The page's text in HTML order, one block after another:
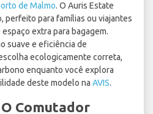
de Malmo. O Auris Estate
perfeito para famílias ou viajantes
extra para bagagem.
suave e eficiência de
ecologicamente correta,
enquanto você explora
deste modelo na AVIS.
Comutador